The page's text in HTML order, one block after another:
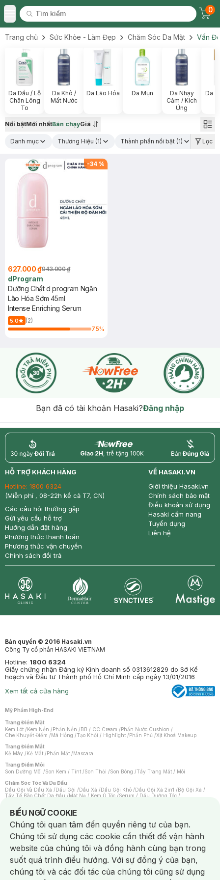
Toggle Menu
Tìm kiếm
Tìm kiếm
0
Trang chủ Sức Khỏe - Làm Đẹp Chăm Sóc Da Mặt Vấn
Da Dầu / Lỗ
Chân Lông
To
Da Khô /
Mất Nước
Da Lão Hóa Da Mụn
Da Nhạy
Cảm / Kích
Ứng
Da
Nổi bậtMới nhấtBán chạyGiá
Danh mục Thương Hiệu (1) Thành phần nổi bật (1) Lọc
-34 %
627.000 ₫943.000 ₫
dProgram
Dưỡng Chất d program Ngăn
Lão Hóa Sớm 45ml
Intense Enriching Serum
5.0
(2)
75%
Bạn đã có tài khoản Hasaki?Đăng nhập
return nowfree price
HỖ TRỢ KHÁCH HÀNG
Hotline: 1800 6324
(Miễn phí , 08-22h kể cả T7, CN)
Các câu hỏi thường gặp
Gửi yêu cầu hỗ trợ
Hướng dẫn đặt hàng
Phương thức thanh toán
Phương thức vận chuyển
Chính sách đổi trả
VỀ HASAKI.VN
Giới thiệu Hasaki.vn
Chính sách bảo mật
Điều khoản sử dụng
Hasaki cẩm nang
Tuyển dụng
Liên hệ
Bản quyền © 2016 Hasaki.vn
Công Ty cổ phần HASAKI VIETNAM
Hotline: 1800 6324
Giấy chứng nhận Đăng ký Kinh doanh số 0313612829 do Sở Kế
hoạch và Đầu tư Thành phố Hồ Chí Minh cấp ngày 13/01/2016
Xem tất cả cửa hàng
Mỹ Phẩm High-End
Trang Điểm Mặt
Kem Lót /Kem Nền /Phấn Nền /BB / CC Cream /Phấn Nước Cushion /
Che Khuyết Điểm /Má Hồng /Tạo Khối / Highlight /Phấn Phủ /Xịt Khoá Makeup
Trang Điểm Mắt
Kẻ Mày /Kẻ Mắt /Phấn Mắt /Mascara
Trang Điểm Môi
Son Dưỡng Môi /Son Kem / Tint /Son Thỏi /Son Bóng /Tẩy Trang Mắt / Môi
Chăm Sóc Tóc Và Da Đầu
Dầu Gội Và Dầu Xả /Dầu Gội /Dầu Xả /Dầu Gội Khô /Dầu Gội Xả 2in1 /Bộ Gội Xả /
Tẩy Tế Bào Chết Da Đầu /Mặt Nạ / Kem Ủ Tóc /Serum / Dầu Dưỡng Tóc /
Máy Sấy Tóc
Lược
Kem Tẩy Lông/Dụng Cụ Tẩy Lông
Nước Hoa
Nước Hoa Nam Nước Hoa Cao Cấp Xịt Thơm Toàn Thân
Nước Hoa Vùng Kín
Chăm Sóc Cá Nhân
Chống Muỗi
Khẩu Trang Máy Massage Mặt Nạ Xông Hơi/Nước Rửa Tay
Sản Phẩm Chăm Sóc Khác/ Bàn Chải Đánh Răng /Bàn Chải Điện/
BIỂU NGỮ COOKIE
Notice about cookies usage
Chúng tôi quan tâm đến quyền riêng tư của bạn.
Chúng tôi sử dụng các cookie cần thiết để vận hành
website của chúng tôi và đồng hành cùng bạn trong
suốt quá trình điều hướng. Với sự đồng ý của bạn,
chúng tôi và các đối tác của chúng tôi cũng sử dụng